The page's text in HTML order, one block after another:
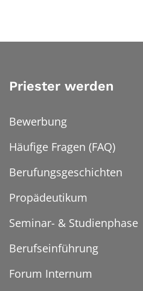
Priester werden
Bewerbung
Häufige Fragen (FAQ)
Berufungsgeschichten
Propädeutikum
Seminar- & Studienphase
Berufseinführung
Forum Internum